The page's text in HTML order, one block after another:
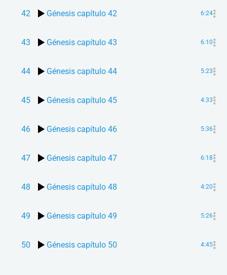
42 Génesis capítulo 42 6:24
43 Génesis capítulo 43 6:10
44 Génesis capítulo 44 5:23
45 Génesis capítulo 45 4:33
46 Génesis capítulo 46 5:36
47 Génesis capítulo 47 6:18
48 Génesis capítulo 48 4:20
49 Génesis capítulo 49 5:26
50 Génesis capítulo 50 4:45